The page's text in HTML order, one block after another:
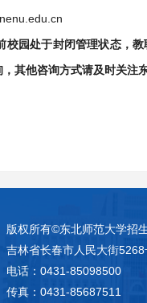
校园处于封闭管理状态，
其他咨询方式请及时关注
版权所有©东北师范大学招
吉林省长春市人民大街5268
电话：0431-85098500
传真：0431-85687511